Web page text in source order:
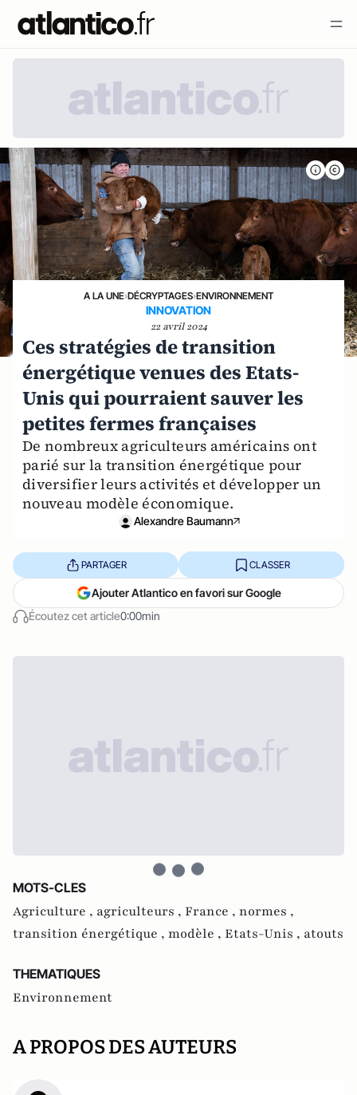
A LA UNE›DÉCRYPTAGES›ENVIRONNEMENT
INNOVATION
22 avril 2024
Ces stratégies de transition
énergétique venues des Etats-
Unis qui pourraient sauver les
petites fermes françaises
De nombreux agriculteurs américains ont
parié sur la transition énergétique pour
diversifier leurs activités et développer un
nouveau modèle économique.
Alexandre Baumann
Écoutez cet article0:00min
PARTAGER CLASSER
Ajouter Atlantico en favori sur Google
MOTS-CLES
Agriculture , agriculteurs , France , normes ,
transition énergétique , modèle , Etats-Unis , atouts
THEMATIQUES
Environnement
A PROPOS DES AUTEURS